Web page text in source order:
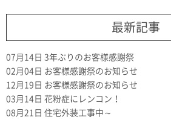
最新記事
07月14日 3年ぶりのお客様感謝祭
02月04日 お客様感謝祭のお知らせ
12月19日 お客様感謝祭のお知らせ
03月14日 花粉症にレンコン！
08月21日 住宅外装工事中～